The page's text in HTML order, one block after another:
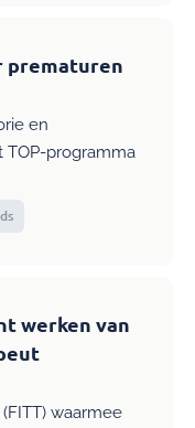
prematuren
en
TOP-programma
werken van
waarmee